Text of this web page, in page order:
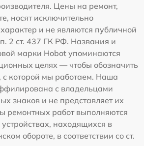
Цены на ремонт,
носят исключительно
и не являются публичной
2 ст. 437 ГК РФ. Названия и
марки Hobot упоминаются
целях — чтобы обозначить
с которой мы работаем. Наша
с владельцами
знаков и не представляет их
ремонтных работ выполняются
находящихся в
обороте, в соответствии со ст.